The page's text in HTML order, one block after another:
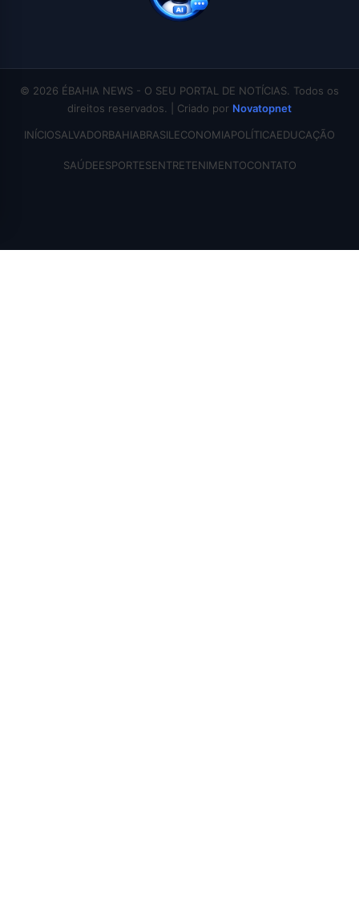
© 2026 ÉBAHIA NEWS - O SEU PORTAL DE NOTÍCIAS. Todos os
direitos reservados. | Criado por Novatopnet
INÍCIOSALVADORBAHIABRASILECONOMIAPOLÍTICAEDUCAÇÃO
SAÚDEESPORTESENTRETENIMENTOCONTATO